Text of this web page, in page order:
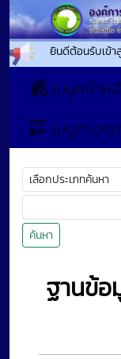
ยินดีต้อนรับเข้า
เมนูหน้าห
เมนูต่างๆ
ค้นหา
ฐานข้อ